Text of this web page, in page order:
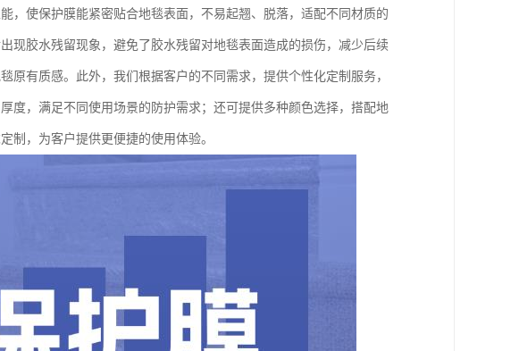
，使保护膜能紧密贴合地毯表面，不易起翘、脱落，适配不同材质的
现胶水残留现象，避免了胶水残留对地毯表面造成的损伤，减少后续
有质感。此外，我们根据客户的不同需求，提供个性化定制服务，
度，满足不同使用场景的防护需求；还可提供多种颜色选择，搭配地
制，为客户提供更便捷的使用体验。